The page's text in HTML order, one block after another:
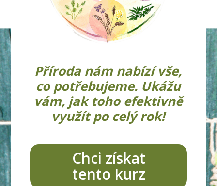
Příroda nám nabízí vše,
co potřebujeme. Ukážu
vám, jak toho efektivně
využít po celý rok!
Chci získat
tento kurz